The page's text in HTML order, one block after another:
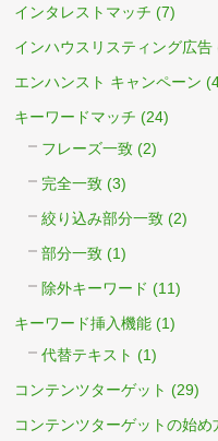
インタレストマッチ (7)
インハウスリスティング広告
エンハンスト キャンペーン
キーワードマッチ (24)
フレーズ一致 (2)
完全一致 (3)
絞り込み部分一致 (2)
部分一致 (1)
除外キーワード (11)
キーワード挿入機能 (1)
代替テキスト (1)
コンテンツターゲット (29)
コンテンツターゲットの始め